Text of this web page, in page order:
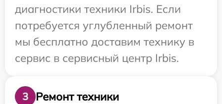
диагностики техники Irbis. Если
потребуется углубленный ремонт
мы бесплатно доставим технику в
сервис в сервисный центр Irbis.
3
Ремонт техники